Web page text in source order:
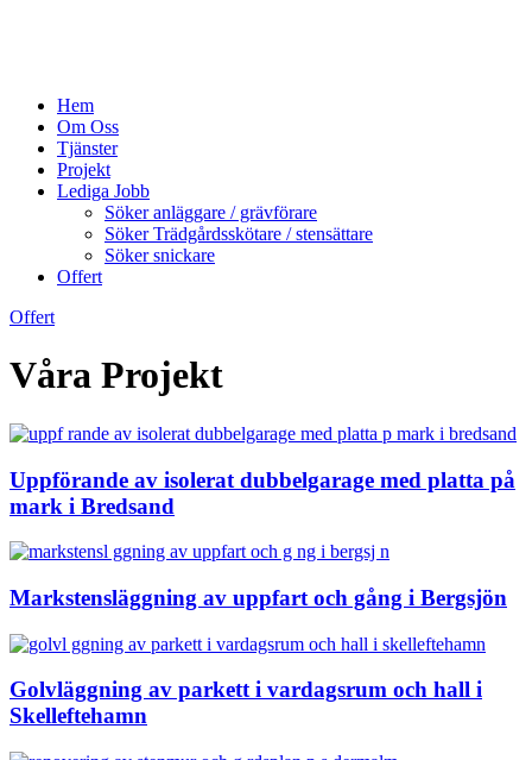
Hem
Om Oss
Tjänster
Projekt
Lediga Jobb
Söker anläggare / grävförare
Söker Trädgårdsskötare / stensättare
Söker snickare
Offert
Offert
Våra Projekt
Uppförande av isolerat dubbelgarage med platta på
mark i Bredsand
Markstensläggning av uppfart och gång i Bergsjön
Golvläggning av parkett i vardagsrum och hall i
Skelleftehamn